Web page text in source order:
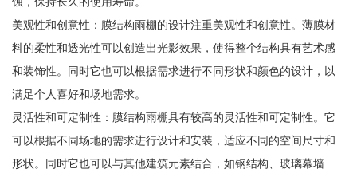
美观性和创意性：膜结构雨棚的设计注重美观性和创意性。薄膜材
料的柔性和透光性可以创造出光影效果，使得整个结构具有艺术感
和装饰性。同时它也可以根据需求进行不同形状和颜色的设计，以
满足个人喜好和场地需求。
灵活性和可定制性：膜结构雨棚具有较高的灵活性和可定制性。它
可以根据不同场地的需求进行设计和安装，适应不同的空间尺寸和
形状。同时它也可以与其他建筑元素结合，如钢结构、玻璃幕墙